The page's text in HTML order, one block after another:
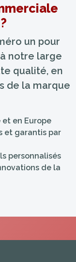
un pour
notre large
qualité, en
de la marque
en Europe
et garantis par
personnalisés
de la